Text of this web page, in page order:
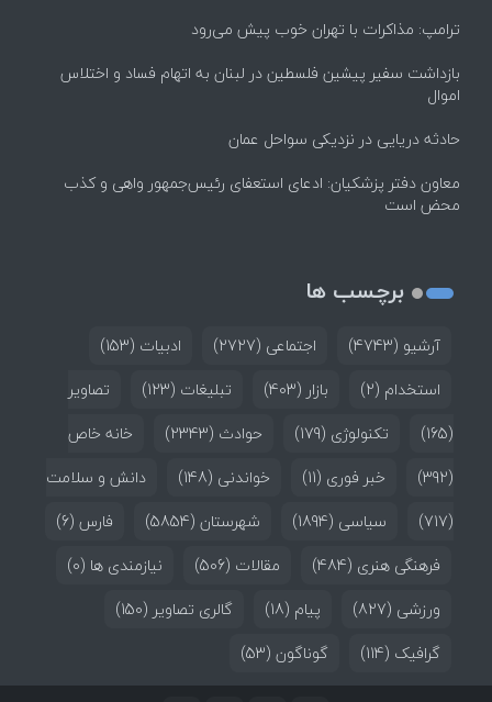
ترامپ: مذاکرات با تهران خوب پیش می‌رود
بازداشت سفیر پیشین فلسطین در لبنان به اتهام فساد و اختلاس
اموال
حادثه دریایی در نزدیکی سواحل عمان
معاون دفتر پزشکیان: ادعای استعفای رئیس‌جمهور واهی و کذب
محض است
برچسب ها
آرشیو (4743) اجتماعی (2727) ادبیات (153)
استخدام (2) بازار (403) تبلیغات (123)
تصاویر
(165)
تکنولوژی (179) حوادث (2343)
خانه خاص
(392)
خبر فوری (11) خواندنی (148)
دانش و سلامت
(717)
سیاسی (1894) شهرستان (5854) فارس (6)
فرهنگی هنری (484) مقالات (506) نیازمندی ها (0)
ورزشی (827) پیام (18) گالری تصاویر (150)
گرافیک (114) گوناگون (53)